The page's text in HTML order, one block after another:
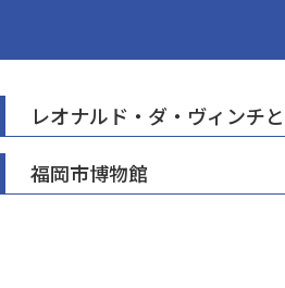
レオナルド・ダ・ヴィンチ
福岡市博物館